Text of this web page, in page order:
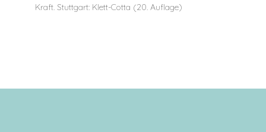
Kraft. Stuttgart: Klett-Cotta (20. Auflage)